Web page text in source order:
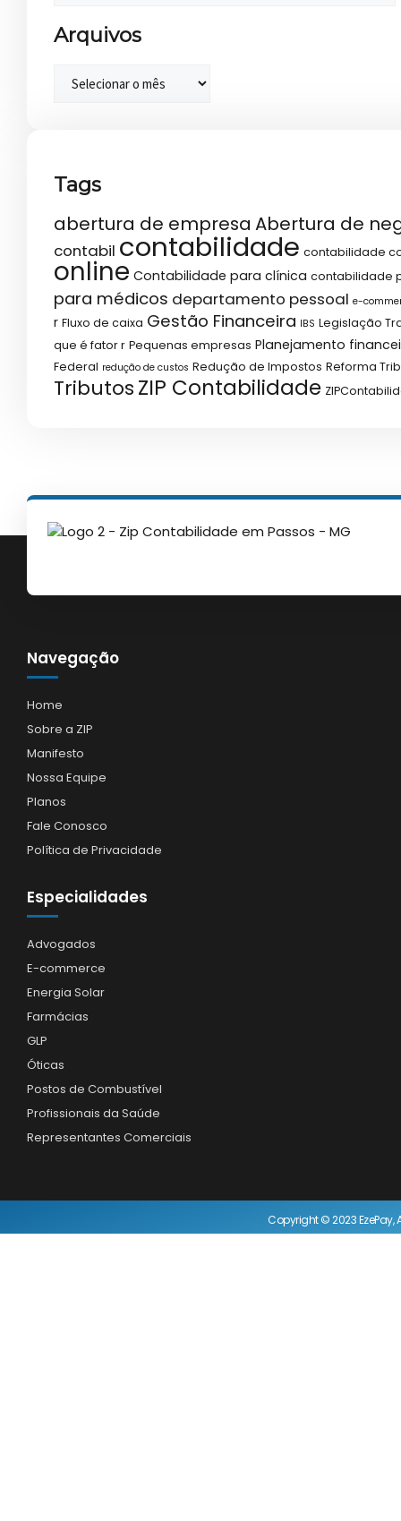
Arquivos
Tags
abertura de empresa Abertura de
contabil contabilidade contabilidade
online Contabilidade para clínica contabilidade
para médicos departamento pessoal e-
r Fluxo de caixa Gestão Financeira IBS Legislação
que é fator r Pequenas empresas Planejamento
Federal redução de custos Redução de Impostos Reforma
TributosZIP Contabilidade
Navegação
Home
Sobre a ZIP
Manifesto
Nossa Equipe
Planos
Fale Conosco
Política de Privacidade
Especialidades
Advogados
E-commerce
Energia Solar
Farmácias
GLP
Óticas
Postos de Combustível
Profissionais da Saúde
Representantes Comerciais
Copyright © 2023 EzePay,